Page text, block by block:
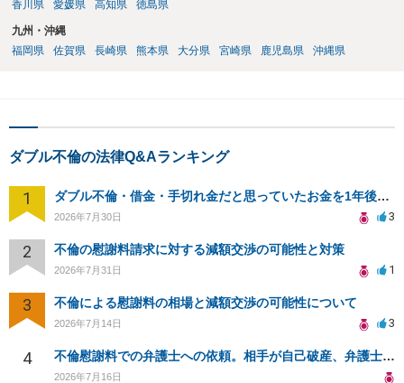
香川県
愛媛県 高知県 徳島県
九州・沖縄
福岡県
佐賀県 長崎県 熊本県 大分県 宮崎県 鹿児島県 沖縄県
ダブル不倫の法律Q&Aランキング
1 ダブル不倫・借金・手切れ金だと思っていたお金を1年後いまさら脅迫罪として通知書が来てまとめて請求
2026年7月30日 3
2 不倫の慰謝料請求に対する減額交渉の可能性と対策
2026年7月31日 1
3 不倫による慰謝料の相場と減額交渉の可能性について
2026年7月14日 3
4 不倫慰謝料での弁護士への依頼。相手が自己破産、弁護士との契約範囲は？
2026年7月16日